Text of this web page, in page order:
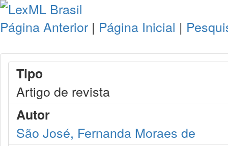
Página Anterior | Página Inicial |
Tipo
Artigo de revista
Autor
São José, Fernanda Moraes de